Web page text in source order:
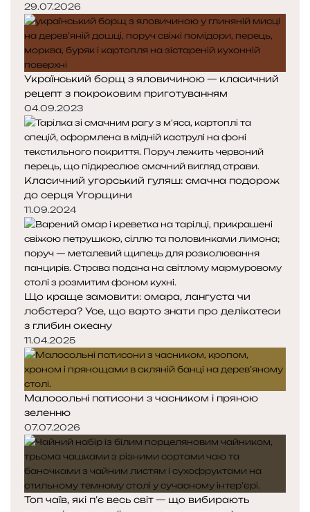
29.07.2026
Український борщ з яловичиною — класичний
рецепт з покроковим приготуванням
04.09.2023
Класичний угорський гуляш: смачна подорож
до серця Угорщини
11.09.2024
Що краще замовити: омара, лангуста чи
лобстера? Усе, що варто знати про делікатеси
з глибин океану
11.04.2025
Малосольні патисони з часником і пряною
зеленню
07.07.2026
Топ чаїв, які п’є весь світ — що вибирають